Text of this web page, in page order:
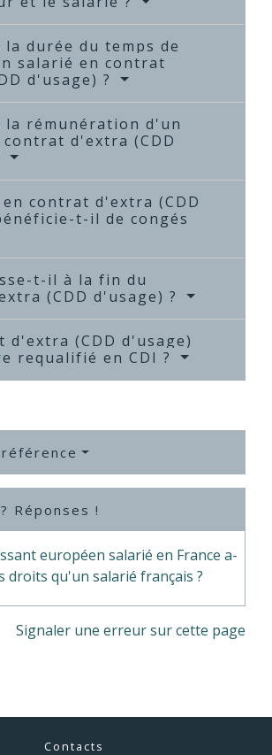
durée du temps de
salarié en contrat
d'usage) ?
la rémunération d'un
d'extra (CDD
contrat d'extra (CDD
t-il de congés
t-il à la fin du
(CDD d'usage) ?
d'extra (CDD d'usage)
requalifié en CDI ?
Réponses !
européen salarié en France a-
droits qu'un salarié français ?
Signaler une erreur sur cette page
Contacts